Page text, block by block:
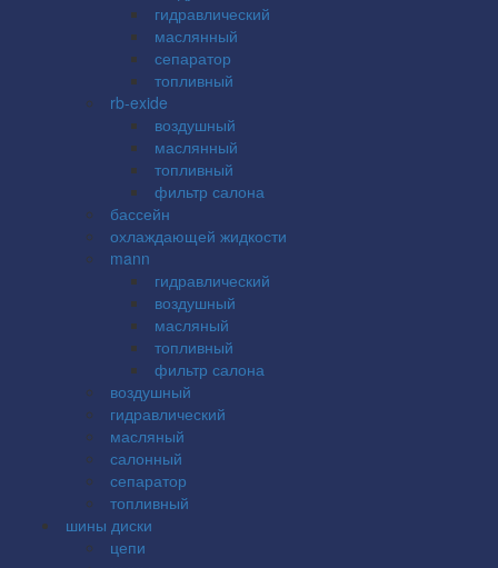
гидравлический
маслянный
сепаратор
топливный
rb-exide
воздушный
маслянный
топливный
фильтр салона
бассейн
охлаждающей жидкости
mann
гидравлический
воздушный
масляный
топливный
фильтр салона
воздушный
гидравлический
масляный
салонный
сепаратор
топливный
шины диски
цепи